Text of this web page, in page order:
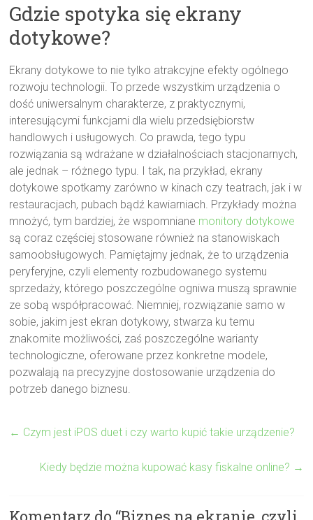
Gdzie spotyka się ekrany
dotykowe?
Ekrany dotykowe to nie tylko atrakcyjne efekty ogólnego
rozwoju technologii. To przede wszystkim urządzenia o
dość uniwersalnym charakterze, z praktycznymi,
interesującymi funkcjami dla wielu przedsiębiorstw
handlowych i usługowych. Co prawda, tego typu
rozwiązania są wdrażane w działalnościach stacjonarnych,
ale jednak – różnego typu. I tak, na przykład, ekrany
dotykowe spotkamy zarówno w kinach czy teatrach, jak i w
restauracjach, pubach bądź kawiarniach. Przykłady można
mnożyć, tym bardziej, że wspomniane monitory dotykowe
są coraz częściej stosowane również na stanowiskach
samoobsługowych. Pamiętajmy jednak, że to urządzenia
peryferyjne, czyli elementy rozbudowanego systemu
sprzedaży, którego poszczególne ogniwa muszą sprawnie
ze sobą współpracować. Niemniej, rozwiązanie samo w
sobie, jakim jest ekran dotykowy, stwarza ku temu
znakomite możliwości, zaś poszczególne warianty
technologiczne, oferowane przez konkretne modele,
pozwalają na precyzyjne dostosowanie urządzenia do
potrzeb danego biznesu.
← Czym jest iPOS duet i czy warto kupić takie urządzenie?
Kiedy będzie można kupować kasy fiskalne online? →